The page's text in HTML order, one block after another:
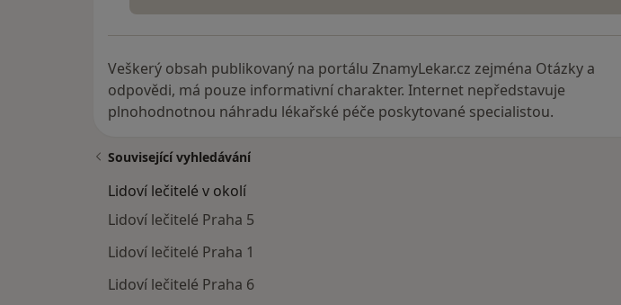
Veškerý obsah publikovaný na portálu ZnamyLekar.cz zejména Otázky a
odpovědi, má pouze informativní charakter. Internet nepředstavuje
plnohodnotnou náhradu lékařské péče poskytované specialistou.
Související vyhledávání
Lidoví lečitelé v okolí
Lidoví lečitelé Praha 5
Lidoví lečitelé Praha 1
Lidoví lečitelé Praha 6